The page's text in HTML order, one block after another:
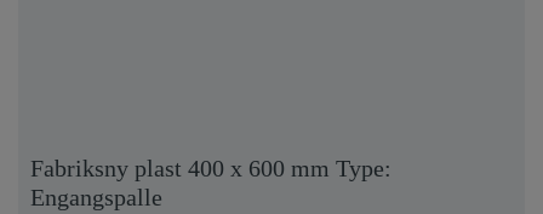
Fabriksny plast 400 x 600 mm Type:
Engangspalle